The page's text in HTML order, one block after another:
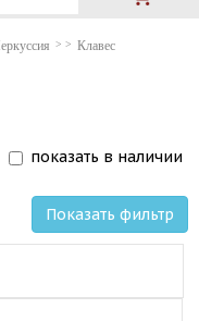
Клавес
показать в наличии
Показать фильтр